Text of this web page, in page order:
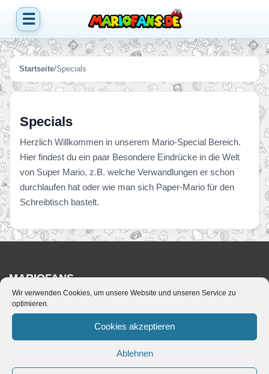
Wir verwenden Cookies, um unsere Website und unseren Service zu
optimieren.
Cookies akzeptieren
Ablehnen
☰
Startseite/Specials
Specials
Herzlich Willkommen in unserem Mario-Special Bereich.
Hier findest du ein paar Besondere Eindrücke in die Welt
von Super Mario, z.B. welche Verwandlungen er schon
durchlaufen hat oder wie man sich Paper-Mario für den
Schreibtisch bastelt.
MARIOFANS
Wir sind die größte deutschsprachige Super Mario Fanpage. Hier
findest du alles, was du über den Klempner und seine Freunde
wissen musst. Wir bieten umfangreiche Lösungen und die
aktuellen Nachrichten über Super Mario. Nimm dir die Zeit und
schau dich in Ruhe um.